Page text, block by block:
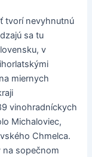
tvorí nevyhnutnú
sa tu
v
miernych
vinohradníckych
Michaloviec,
Chmelca.
na sopečnom